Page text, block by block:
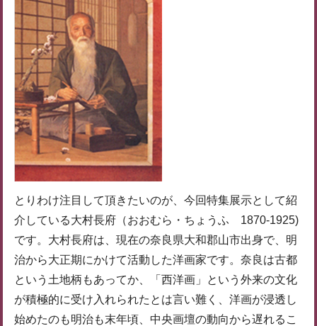
とりわけ注目して頂きたいのが、今回特集展示として紹
介している大村長府（おおむら・ちょうふ 1870-1925)
です。大村長府は、現在の奈良県大和郡山市出身で、明
治から大正期にかけて活動した洋画家です。奈良は古都
という土地柄もあってか、「西洋画」という外来の文化
が積極的に受け入れられたとは言い難く、洋画が浸透し
始めたのも明治も末年頃、中央画壇の動向から遅れるこ